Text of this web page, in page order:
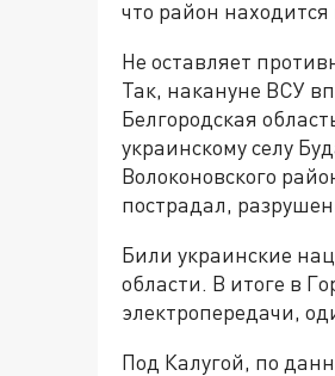
что район
Не оставляет
Так, накануне ВСУ
Белгородская
украинскому селу
Волоконовского
пострадал,
Били украинские
области. В итоге в
электропередачи,
Под Калугой, по